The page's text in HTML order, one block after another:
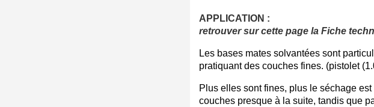
APPLICATION :
retrouver sur cette page la Fiche
Les bases mates solvantées sont
pratiquant des couches fines. (pistolet
Plus elles sont fines, plus le séchage
couches presque à la suite, tandis que